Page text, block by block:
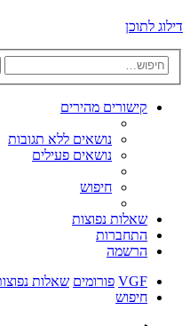
דילוג לתוכן
קישורים מהירים
נושאים ללא תגובות
נושאים פעילים
חיפוש
שאלות נפוצות
התחברות
הרשמה
VGF פורומים שאלות
חיפוש